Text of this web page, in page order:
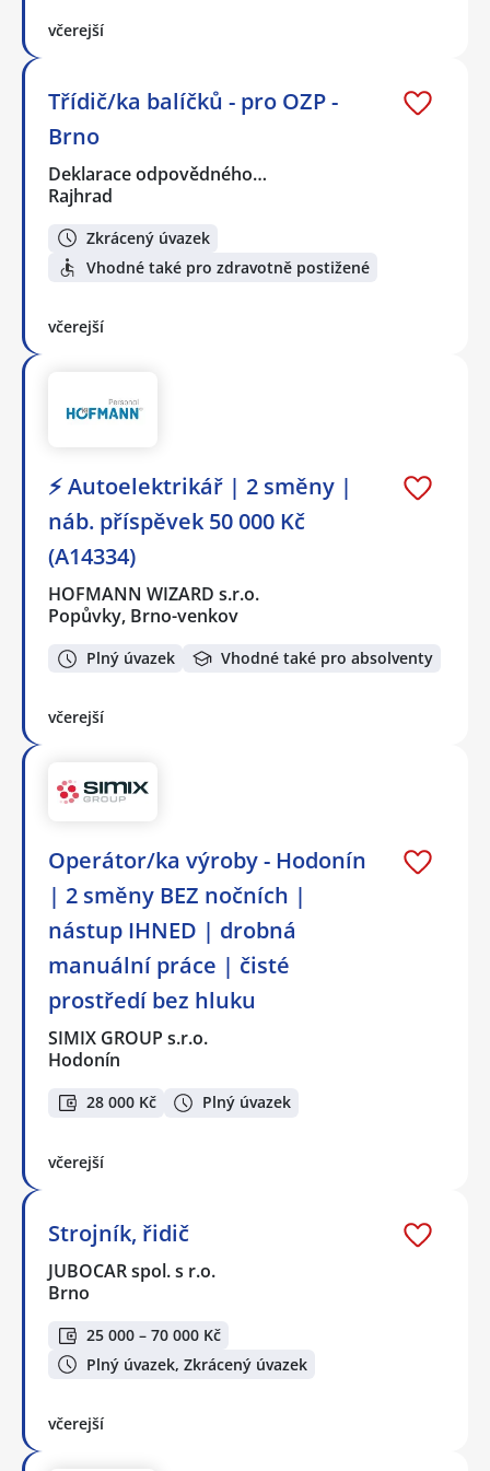
včerejší
Třídič/ka balíčků - pro OZP -
Brno
Deklarace odpovědného…
Rajhrad
Zkrácený úvazek
Vhodné také pro zdravotně postižené
včerejší
⚡ Autoelektrikář | 2 směny |
náb. příspěvek 50 000 Kč
(A14334)
HOFMANN WIZARD s.r.o.
Popůvky, Brno-venkov
Plný úvazek Vhodné také pro absolventy
včerejší
Operátor/ka výroby - Hodonín
| 2 směny BEZ nočních |
nástup IHNED | drobná
manuální práce | čisté
prostředí bez hluku
SIMIX GROUP s.r.o.
Hodonín
28 000 Kč Plný úvazek
včerejší
Strojník, řidič
JUBOCAR spol. s r.o.
Brno
25 000 – 70 000 Kč
Plný úvazek, Zkrácený úvazek
včerejší